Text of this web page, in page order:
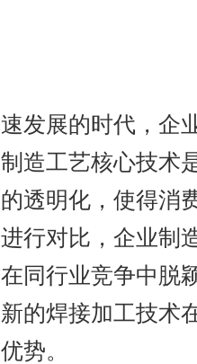
展的时代，企
造工艺核心技术
透明化，使得消
行对比，企业制
同行业竞争中脱
的焊接加工技术
势。